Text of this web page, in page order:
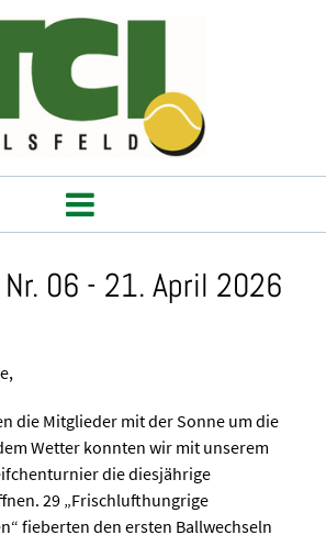
06 - 21. April 2026
die Mitglieder mit der Sonne um die
Wetter konnten wir mit unserem
die diesjährige
29 „Frischlufthungrige
fieberten den ersten Ballwechseln